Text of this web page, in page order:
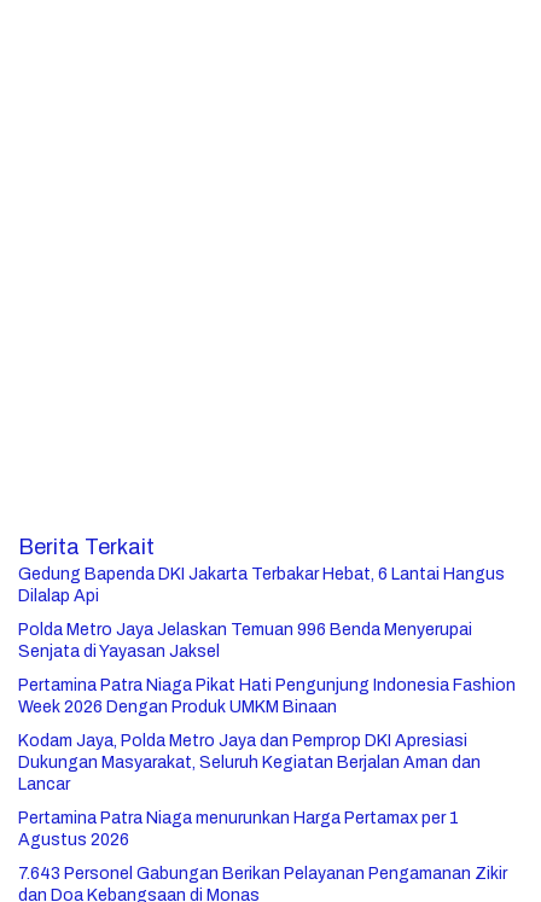
Berita Terkait
Gedung Bapenda DKI Jakarta Terbakar Hebat, 6 Lantai Hangus
Dilalap Api
Polda Metro Jaya Jelaskan Temuan 996 Benda Menyerupai
Senjata di Yayasan Jaksel
Pertamina Patra Niaga Pikat Hati Pengunjung Indonesia Fashion
Week 2026 Dengan Produk UMKM Binaan
Kodam Jaya, Polda Metro Jaya dan Pemprop DKI Apresiasi
Dukungan Masyarakat, Seluruh Kegiatan Berjalan Aman dan
Lancar
Pertamina Patra Niaga menurunkan Harga Pertamax per 1
Agustus 2026
7.643 Personel Gabungan Berikan Pelayanan Pengamanan Zikir
dan Doa Kebangsaan di Monas